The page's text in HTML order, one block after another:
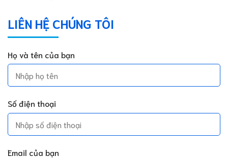
LIÊN HỆ CHÚNG TÔI
Họ và tên của bạn
Số điện thoại
Email của bạn